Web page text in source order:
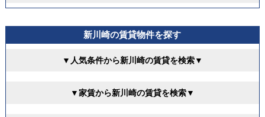
新川崎の賃貸物件を探す
▼人気条件から新川崎の賃貸を検索▼
▼家賃から新川崎の賃貸を検索▼